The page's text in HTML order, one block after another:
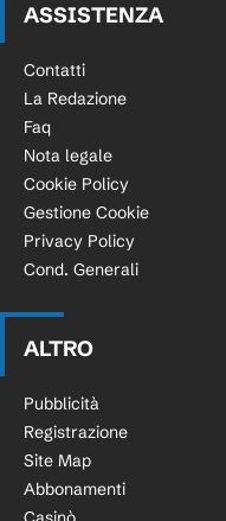
ASSISTENZA
Contatti
La Redazione
Faq
Nota legale
Cookie Policy
Gestione Cookie
Privacy Policy
Cond. Generali
ALTRO
Pubblicità
Registrazione
Site Map
Abbonamenti